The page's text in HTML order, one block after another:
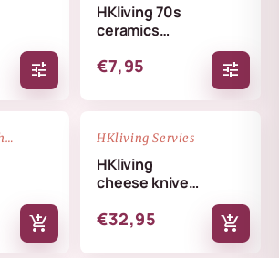
tune
HKliving 70s
ceramics
€7,95 tune
All the luck in the world
add_shopping_cart
NIEUW
HKliving Servies
HKliving
cheese knives
€32,95 add_shopping_cart